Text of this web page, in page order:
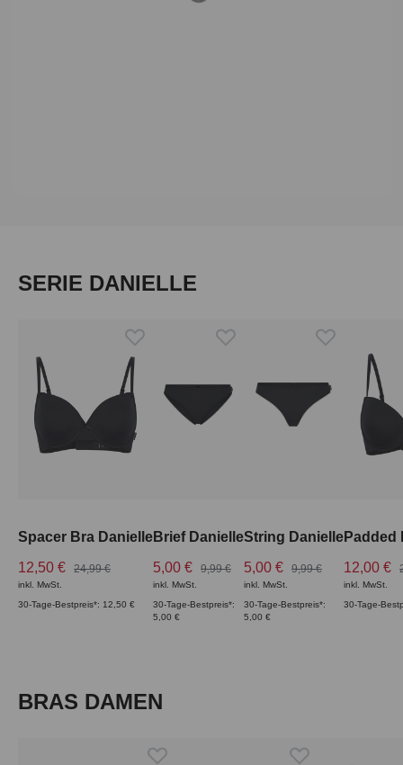
Produktgalerie überspringen
SERIE DANIELLE
Spacer Bra Danielle
12,50 €
24,99 €
inkl. MwSt.
30-Tage-Bestpreis*: 12,50 €
Brief Danielle
5,00 €
9,99 €
inkl. MwSt.
30-Tage-Bestpreis*:
5,00 €
String Danielle
5,00 €
9,99 €
inkl. MwSt.
30-Tage-Bestpreis*:
5,00 €
Padded
12,00 €
inkl. MwSt.
30-Tage-
Produktgalerie überspringen
BRAS DAMEN